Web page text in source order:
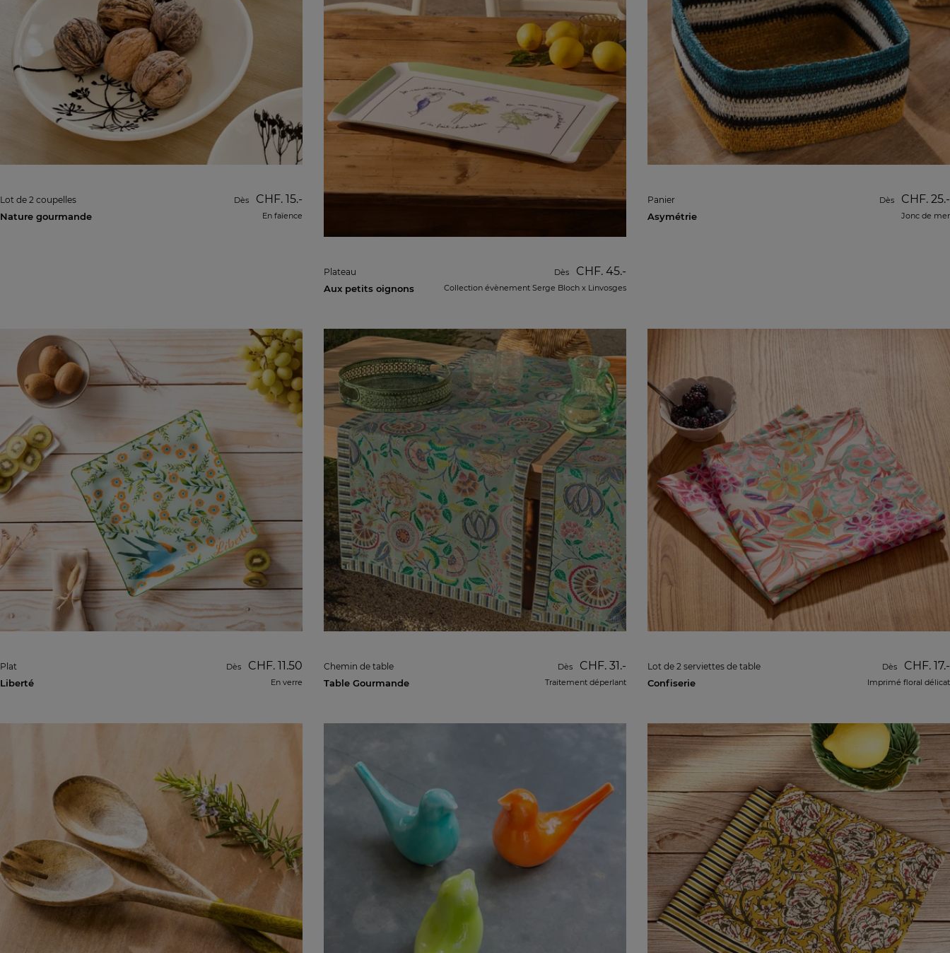
Lot de 2 coupelles
Nature gourmande
Dès CHF. 15.-
En faïence
Plateau
Aux petits oignons
Dès CHF. 45.-
Collection évènement Serge Bloch x Linvosges
Panier
Asymétrie
Dès CHF. 25.-
Jonc de mer
Plat
Liberté
Dès CHF. 11.50
En verre
Chemin de table
Table Gourmande
Dès CHF. 31.-
Traitement déperlant
Lot de 2 serviettes de table
Confiserie
Dès CHF. 17.-
Imprimé floral délicat